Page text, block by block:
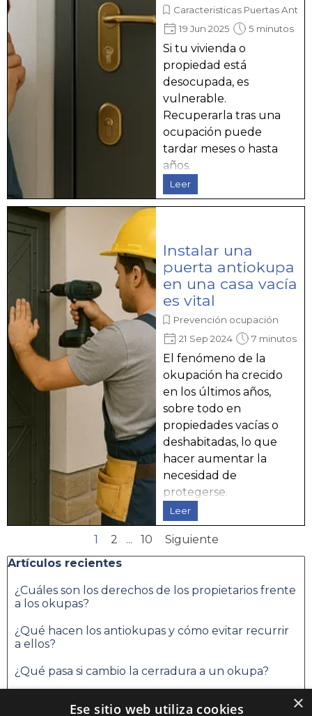
Caracteristicas Puertas
19 Jun 2025
5 minutos
Si tu vivienda o
propiedad está
desocupada, es
vulnerable.
Recuperarla tras una
ocupación puede
tardar meses o hasta
años.
Leer
Instalar una
puerta antiokupa
en una casa vacía
es vital
Prevención ocupación
21 Sep 2024
7 minutos
El fenómeno de la
okupación ha crecido
en los últimos años,
sobre todo en
propiedades vacías o
deshabitadas, lo que
hacer aumentar la
necesidad de
protegerse.
Leer
Página actual:
1 Ir a la página:
2 ... Ir a la página:
10
Siguiente
Saltar el bloque Artículos recientes
Artículos recientes
¿Cuáles son los derechos de los propietarios frente
a los okupas?
¿Qué hacen los antiokupas y cómo evitar recurrir
a ellos?
¿Qué pasa si cambio la cerradura a un okupa?
×
Ese sitio web utiliza cookies